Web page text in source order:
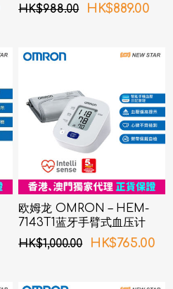
HK$988.00
HK$889.00
欧姆龙 OMRON – HEM-
7143T1蓝牙手臂式血压计
HK$1,000.00
HK$765.00